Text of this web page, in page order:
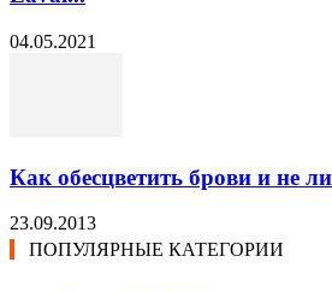
04.05.2021
Как обесцветить брови и не
23.09.2013
ПОПУЛЯРНЫЕ КАТЕГОРИИ